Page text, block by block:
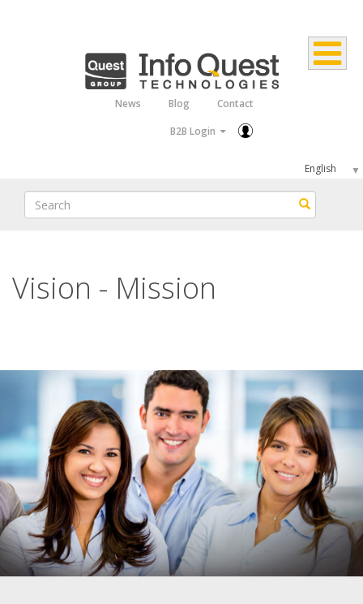
News Blog
Contact
B2B Login
Select
your
language
Search Search
Vision - Mission